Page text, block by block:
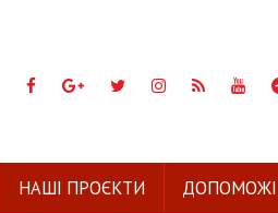
НАШІ ПРОЄКТИ